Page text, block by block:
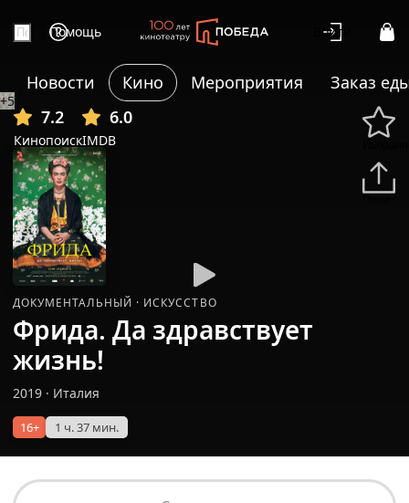
Помощь Войти
Новости Кино Мероприятия
Заказ
7.2
Кинопоиск
6.0
IMDB
+5
ДОКУМЕНТАЛЬНЫЙ · ИСКУССТВО
Фрида. Да здравствует
жизнь!
2019 · Италия
16+ 1 ч. 37 мин.